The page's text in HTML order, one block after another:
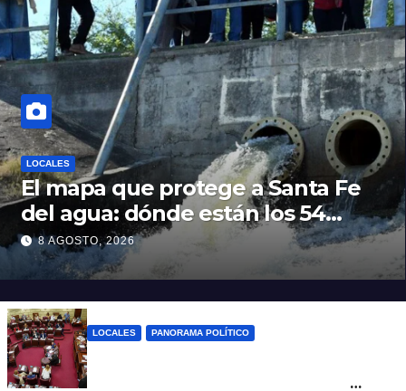
LOCALES
El mapa que protege a Santa Fe
del agua: dónde están los 54
puntos de bombeo
8 AGOSTO, 2026
LOCALES PANORAMA POLÍTICO